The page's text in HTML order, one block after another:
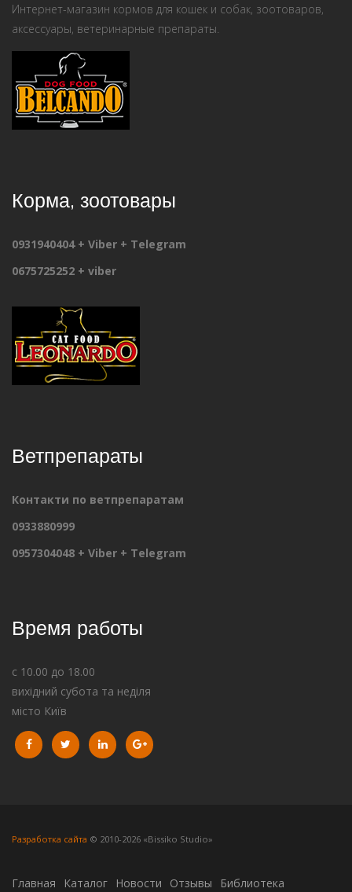
Интернет-магазин кормов для кошек и собак, зоотоваров,
аксессуары, ветеринарные препараты.
Корма, зоотовары
0931940404 + Viber + Telegram
0675725252 + viber
Ветпрепараты
Контакти по ветпрепаратам
0933880999
0957304048 + Viber + Telegram
Время работы
с 10.00 до 18.00
вихідний субота та неділя
місто Київ
Разработка сайта © 2010-2026 «Bissiko Studio»
Главная Каталог Новости Отзывы Библиотека